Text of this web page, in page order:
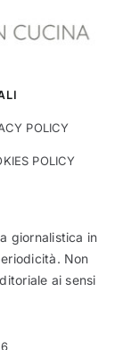
POLICY
POLICY
giornalistica in
Non
ai sensi